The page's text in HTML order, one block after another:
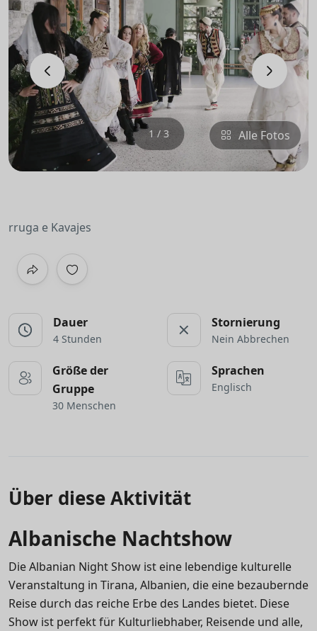
‹ ›
1 / 3 Alle Fotos
rruga e Kavajes
Dauer
4 Stunden
Stornierung
Nein Abbrechen
Größe der
Gruppe
30 Menschen
Sprachen
Englisch
Über diese Aktivität
Albanische Nachtshow
Die Albanian Night Show ist eine lebendige kulturelle
Veranstaltung in Tirana, Albanien, die eine bezaubernde
Reise durch das reiche Erbe des Landes bietet. Diese
Show ist perfekt für Kulturliebhaber, Reisende und alle,